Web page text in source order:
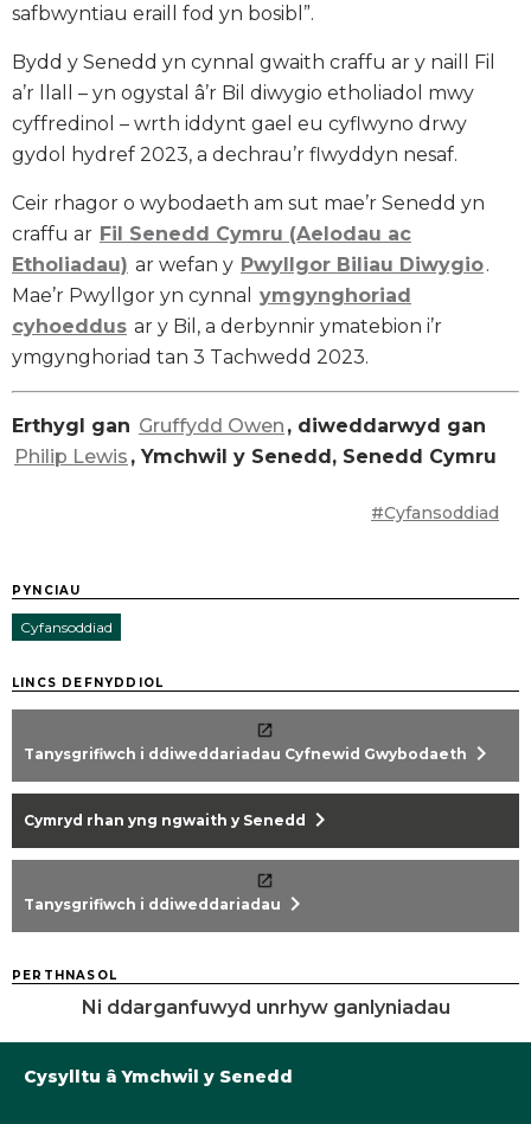
safbwyntiau eraill fod yn bosibl”.
Bydd y Senedd yn cynnal gwaith craffu ar y naill Fil
a’r llall – yn ogystal â’r Bil diwygio etholiadol mwy
cyffredinol – wrth iddynt gael eu cyflwyno drwy
gydol hydref 2023, a dechrau’r flwyddyn nesaf.
Ceir rhagor o wybodaeth am sut mae’r Senedd yn
craffu ar Fil Senedd Cymru (Aelodau ac
Etholiadau) ar wefan y Pwyllgor Biliau Diwygio.
Mae’r Pwyllgor yn cynnal
ymgynghoriad
cyhoeddus ar y Bil, a derbynnir ymatebion i’r
ymgynghoriad tan 3 Tachwedd 2023.
Erthygl gan Gruffydd Owen , diweddarwyd gan
Philip Lewis , Ymchwil y Senedd, Senedd Cymru
#Cyfansoddiad
PYNCIAU
Cyfansoddiad
LINCS DEFNYDDIOL
Tanysgrifiwch i ddiweddariadau Cyfnewid Gwybodaeth chevron_right
Cymryd rhan yng ngwaith y Senedd chevron_right
Tanysgrifiwch i ddiweddariadau chevron_right
PERTHNASOL
Ni ddarganfuwyd unrhyw ganlyniadau
Cysylltu â Ymchwil y Senedd